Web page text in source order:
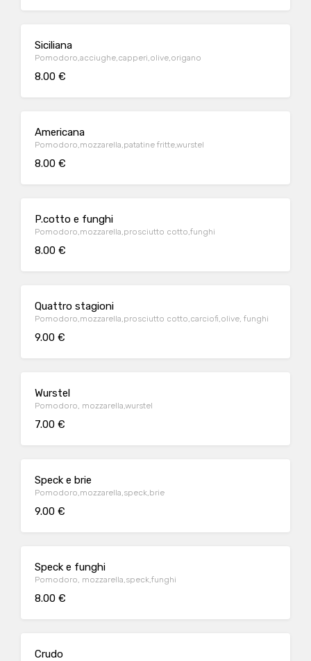
Siciliana
Pomodoro,acciughe,capperi,olive,origano
8.00 €
Americana
Pomodoro,mozzarella,patatine fritte,wurstel
8.00 €
P.cotto e funghi
Pomodoro,mozzarella,prosciutto cotto,funghi
8.00 €
Quattro stagioni
Pomodoro,mozzarella,prosciutto cotto,carciofi,olive, funghi
9.00 €
Wurstel
Pomodoro, mozzarella,wurstel
7.00 €
Speck e brie
Pomodoro,mozzarella,speck,brie
9.00 €
Speck e funghi
Pomodoro, mozzarella,speck,funghi
8.00 €
Crudo